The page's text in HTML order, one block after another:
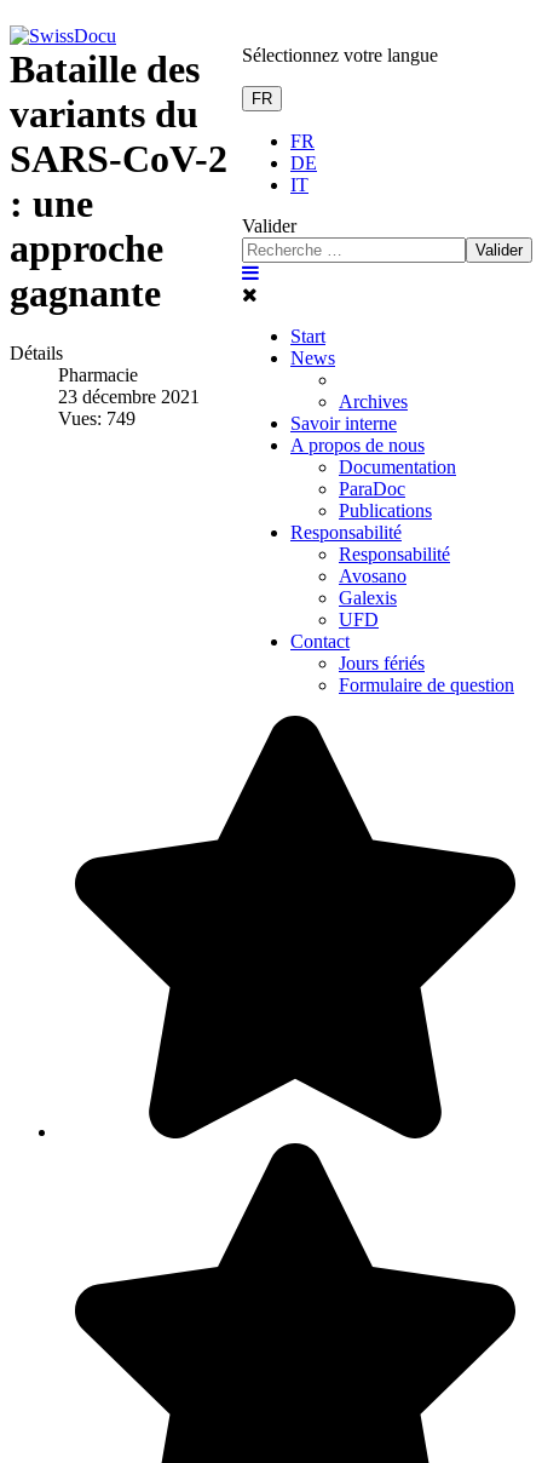
Sélectionnez votre langue
FR
FR
DE
IT
Valider
Valider
Start
News
Archives
Savoir interne
A propos de nous
Documentation
ParaDoc
Publications
Responsabilité
Responsabilité
Avosano
Galexis
UFD
Contact
Jours fériés
Formulaire de question
Bataille des
variants du
SARS-CoV-2
: une
approche
gagnante
Détails
Pharmacie
23 décembre 2021
Vues: 749